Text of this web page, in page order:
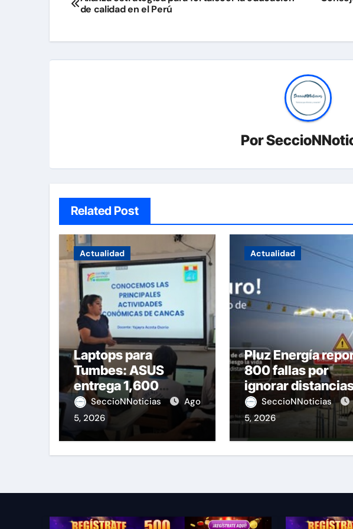
de
entradas
de calidad en el Perú
Por
Related Post
Actualidad
Laptops para
Tumbes: ASUS
entrega 1,600
equipos educativos
SeccioNNoticias
Ago
5, 2026
Actualidad
Pluz Energía
800 fallas por
ignorar
de seguridad
SeccioNNoticias
5, 2026